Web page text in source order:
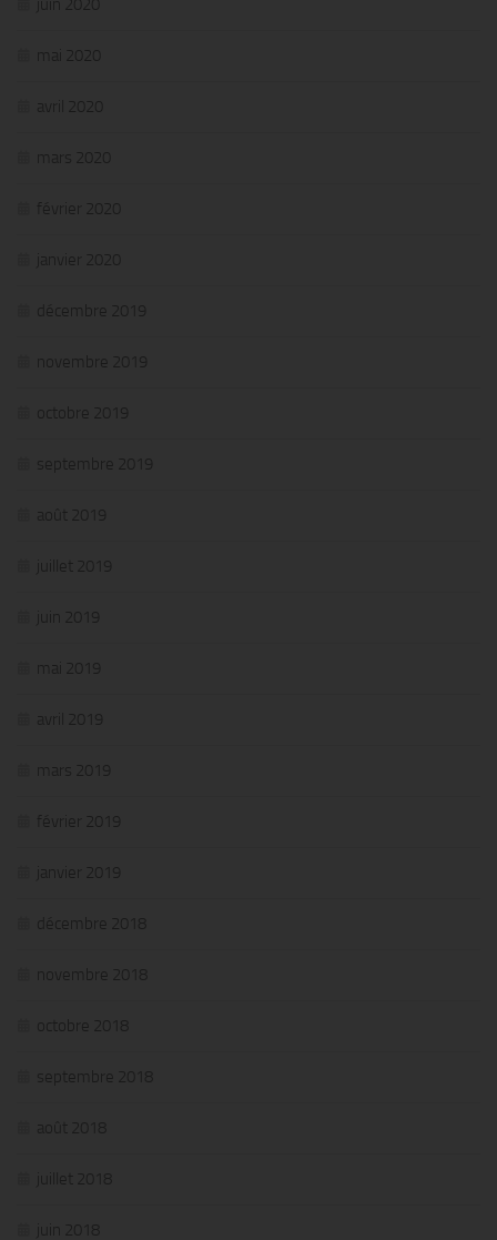
juin 2020
mai 2020
avril 2020
mars 2020
février 2020
janvier 2020
décembre 2019
novembre 2019
octobre 2019
septembre 2019
août 2019
juillet 2019
juin 2019
mai 2019
avril 2019
mars 2019
février 2019
janvier 2019
décembre 2018
novembre 2018
octobre 2018
septembre 2018
août 2018
juillet 2018
juin 2018